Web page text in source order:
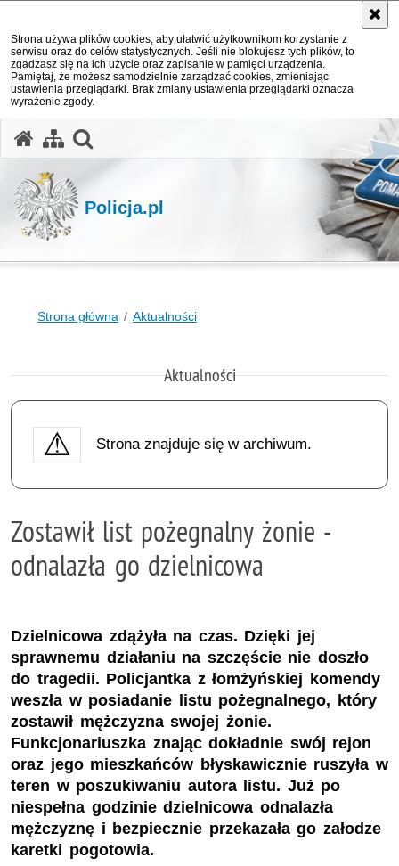
Strona używa plików cookies, aby ułatwić użytkownikom korzystanie z
serwisu oraz do celów statystycznych. Jeśli nie blokujesz tych plików, to
zgadzasz się na ich użycie oraz zapisanie w pamięci urządzenia.
Pamiętaj, że możesz samodzielnie zarządzać cookies, zmieniając
ustawienia przeglądarki. Brak zmiany ustawienia przeglądarki oznacza
wyrażenie zgody.
Policja.pl
Strona główna Aktualności
Aktualności
Strona znajduje się w archiwum.
Zostawił list pożegnalny żonie -
odnalazła go dzielnicowa
Dzielnicowa zdążyła na czas. Dzięki jej
sprawnemu działaniu na szczęście nie doszło
do tragedii. Policjantka z łomżyńskiej komendy
weszła w posiadanie listu pożegnalnego, który
zostawił mężczyzna swojej żonie.
Funkcjonariuszka znając dokładnie swój rejon
oraz jego mieszkańców błyskawicznie ruszyła w
teren w poszukiwaniu autora listu. Już po
niespełna godzinie dzielnicowa odnalazła
mężczyznę i bezpiecznie przekazała go załodze
karetki pogotowia.